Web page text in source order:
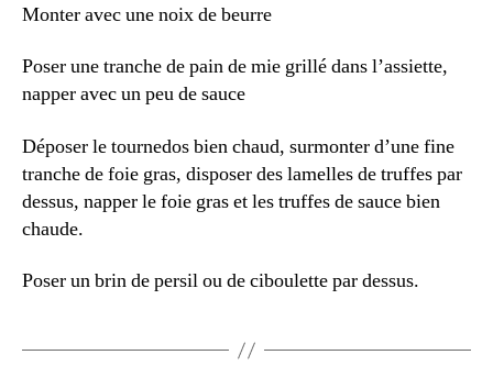
Monter avec une noix de beurre
Poser une tranche de pain de mie grillé dans l’assiette,
napper avec un peu de sauce
Déposer le tournedos bien chaud, surmonter d’une fine
tranche de foie gras, disposer des lamelles de truffes par
dessus, napper le foie gras et les truffes de sauce bien
chaude.
Poser un brin de persil ou de ciboulette par dessus.